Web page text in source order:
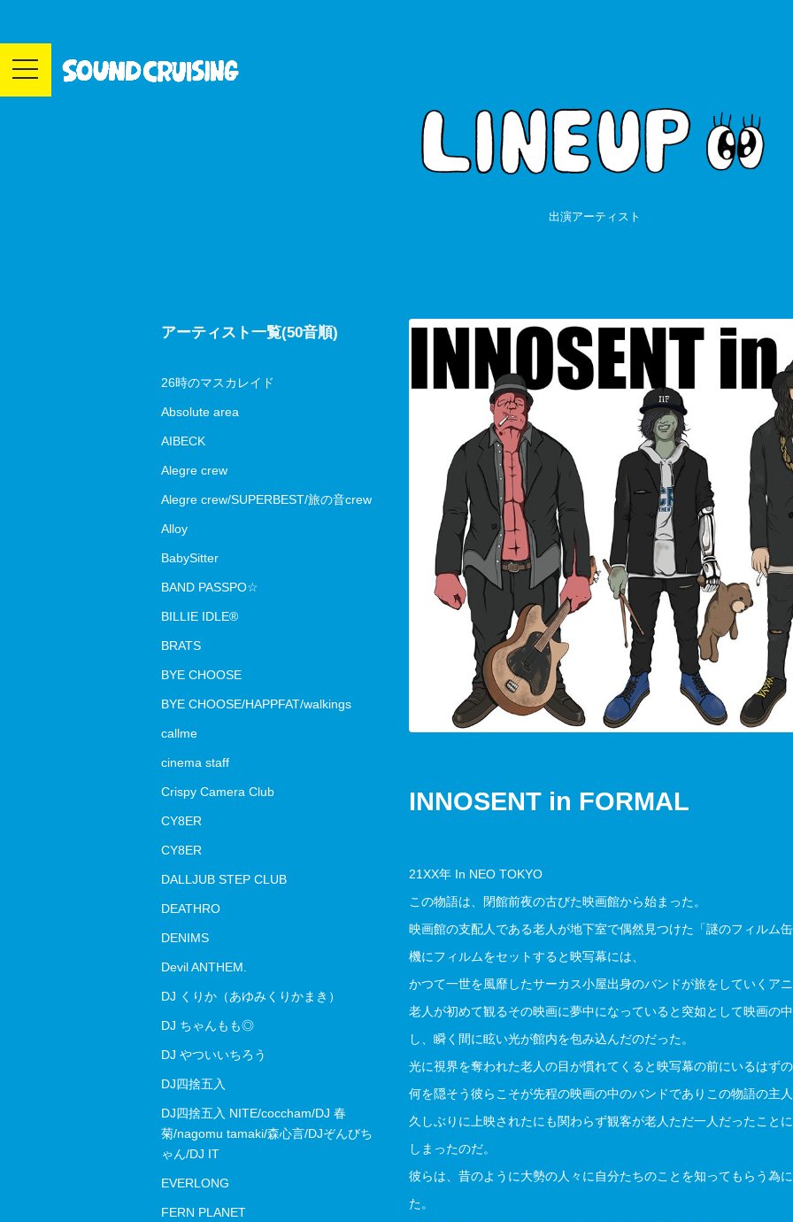
toggle
navigation
出演アーティスト
アーティスト一覧(50音順)
26時のマスカレイド
Absolute area
AIBECK
Alegre crew
Alegre crew/SUPERBEST/旅の音crew
Alloy
BabySitter
BAND PASSPO☆
BILLIE IDLE®
BRATS
BYE CHOOSE
BYE CHOOSE/HAPPFAT/walkings
callme
cinema staff
Crispy Camera Club
CY8ER
CY8ER
DALLJUB STEP CLUB
DEATHRO
DENIMS
Devil ANTHEM.
DJ くりか（あゆみくりかまき）
DJ ちゃんもも◎
DJ やついいちろう
DJ四捨五入
DJ四捨五入 NITE/coccham/DJ 春
菊/nagomu tamaki/森心言/DJぞんびち
ゃん/DJ IT
EVERLONG
FERN PLANET
INNOSENT in FORMAL
21XX年 In NEO TOKYO
この物語は、閉館前夜の古びた映画館から始まった。
映画館の支配人である老人が地下室で偶然見つけた「謎のフィルム
機にフィルムをセットすると映写幕には、
かつて一世を風靡したサーカス小屋出身のバンドが旅をしていくア
老人が初めて観るその映画に夢中になっていると突如として映画の
し、瞬く間に眩い光が館内を包み込んだのだった。
光に視界を奪われた老人の目が慣れてくると映写幕の前にいるはず
何を隠そう彼らこそが先程の映画の中のバンドでありこの物語の主
久しぶりに上映されたにも関わらず観客が老人ただ一人だったこと
しまったのだ。
彼らは、昔のように大勢の人々に自分たちのことを知ってもらう為
た。